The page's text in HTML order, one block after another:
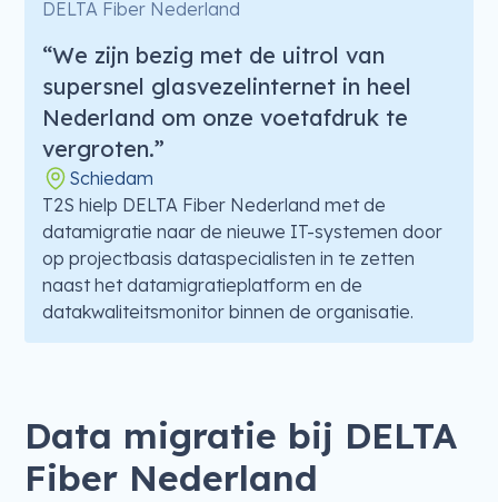
DELTA Fiber Nederland
“We zijn bezig met de uitrol van
supersnel glasvezelinternet in heel
Nederland om onze voetafdruk te
vergroten.”
Schiedam
T2S hielp DELTA Fiber Nederland met de
datamigratie naar de nieuwe IT-systemen door
op projectbasis dataspecialisten in te zetten
naast het datamigratieplatform en de
datakwaliteitsmonitor binnen de organisatie.
Data migratie bij DELTA
Fiber Nederland